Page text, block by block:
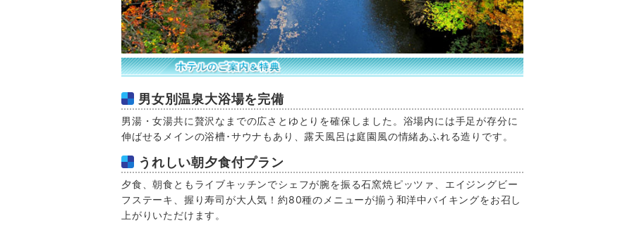
男女別温泉大浴場を完備
男湯・女湯共に贅沢なまでの広さとゆとりを確保しました。浴場内には手足が存分に
伸ばせるメインの浴槽･サウナもあり、露天風呂は庭園風の情緒あふれる造りです。
うれしい朝夕食付プラン
夕食、朝食ともライブキッチンでシェフが腕を振る石窯焼ピッツァ、エイジングビー
フステーキ、握り寿司が大人気！約80種のメニューが揃う和洋中バイキングをお召し
上がりいただけます。